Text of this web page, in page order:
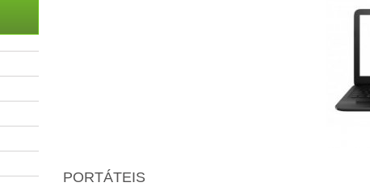
PORTÁTEIS